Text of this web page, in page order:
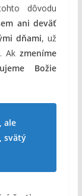
dôvodu
ani deväť
dňami, už
. Akzmeníme
Božie
ale
svätý